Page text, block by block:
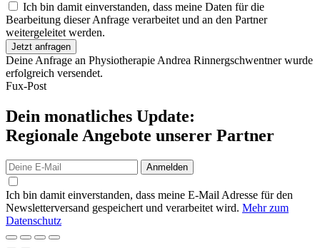
Ich bin damit einverstanden, dass meine Daten für die
Bearbeitung dieser Anfrage verarbeitet und an den Partner
weitergeleitet werden.
Jetzt anfragen
Deine Anfrage an Physiotherapie Andrea Rinnergschwentner wurde
erfolgreich versendet.
Fux-Post
Dein monatliches Update:
Regionale Angebote unserer Partner
Anmelden
Ich bin damit einverstanden, dass meine E-Mail Adresse für den
Newsletterversand gespeichert und verarbeitet wird. Mehr zum
Datenschutz